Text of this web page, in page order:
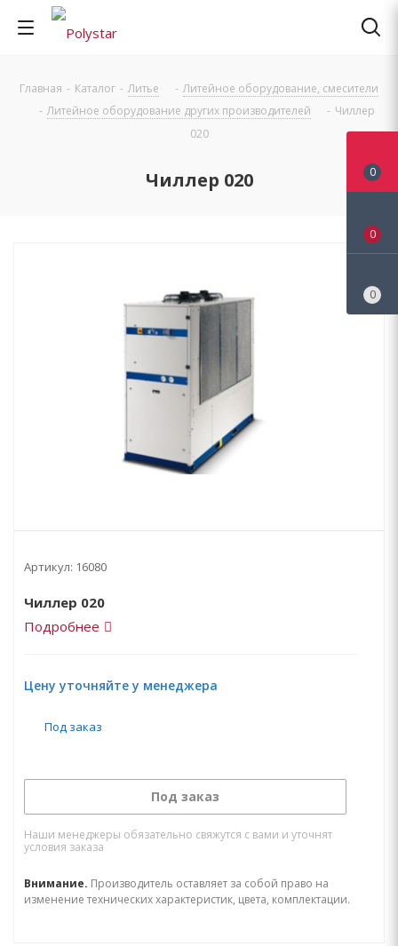
Главная - Каталог - Литье - Литейное оборудование, смесители
- Литейное оборудование других производителей - Чиллер
020
Чиллер 020
Артикул: 16080
Чиллер 020
Подробнее
Цену уточняйте у менеджера
Под заказ
Под заказ
Наши менеджеры обязательно свяжутся с вами и уточнят
условия заказа
Внимание. Производитель оставляет за собой право на
изменение технических характеристик, цвета, комплектации.
0
0
0